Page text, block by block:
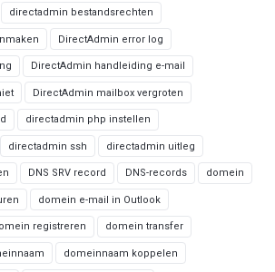
directadmin bestandsrechten
DirectAdmin error log
DirectAdmin handleiding e-mail
DirectAdmin mailbox vergroten
directadmin php instellen
directadmin ssh directadmin uitleg
DNS SRV record DNS-records domein
domein e-mail in Outlook
registreren domein transfer
domeinnaam koppelen